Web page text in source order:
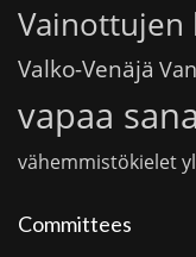
Valko-Venäjä
vapaa sana
vähemmistökielet
Committees